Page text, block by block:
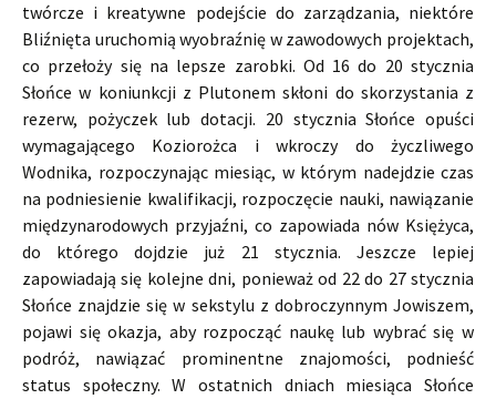
twórcze i kreatywne podejście do zarządzania, niektóre
Bliźnięta uruchomią wyobraźnię w zawodowych projektach,
co przełoży się na lepsze zarobki. Od 16 do 20 stycznia
Słońce w koniunkcji z Plutonem skłoni do skorzystania z
rezerw, pożyczek lub dotacji. 20 stycznia Słońce opuści
wymagającego Koziorożca i wkroczy do życzliwego
Wodnika, rozpoczynając miesiąc, w którym nadejdzie czas
na podniesienie kwalifikacji, rozpoczęcie nauki, nawiązanie
międzynarodowych przyjaźni, co zapowiada nów Księżyca,
do którego dojdzie już 21 stycznia. Jeszcze lepiej
zapowiadają się kolejne dni, ponieważ od 22 do 27 stycznia
Słońce znajdzie się w sekstylu z dobroczynnym Jowiszem,
pojawi się okazja, aby rozpocząć naukę lub wybrać się w
podróż, nawiązać prominentne znajomości, podnieść
status społeczny. W ostatnich dniach miesiąca Słońce